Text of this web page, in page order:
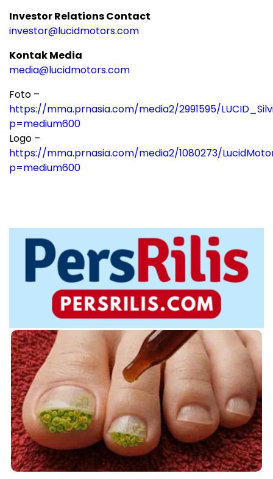
Investor Relations Contact
investor@lucidmotors.com
Kontak Media
media@lucidmotors.com
Foto –
https://mma.prnasia.com/media2/2991595/
p=medium600
Logo –
https://mma.prnasia.com/media2/1080273/
p=medium600